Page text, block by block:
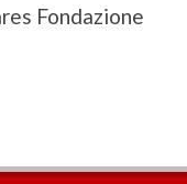
Fondazione